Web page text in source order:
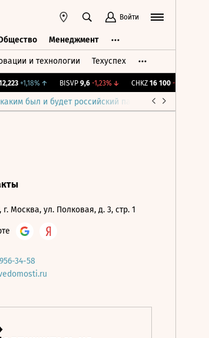
Войти
Менеджмент
и технологии Техуспех
+1,18%↑ BISVP 9,6 -1,23%↓ CHKZ 16 100 -0,62%
был и будет российский парламент
г. Москва, ул. Полковая, д. 3, стр. 1
34-58